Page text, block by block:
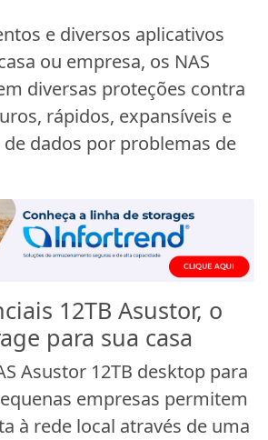
e diversos aplicativos
ou empresa, os NAS
diversas proteções contra
rápidos, expansíveis e
dados por problemas de
12TB Asustor, o
para sua casa
Asustor 12TB desktop para
empresas permitem
à rede local através de uma